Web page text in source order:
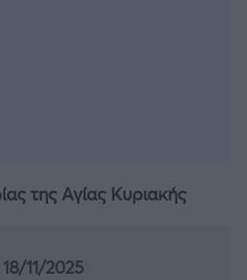
της Αγίας Κυριακής
11/2025